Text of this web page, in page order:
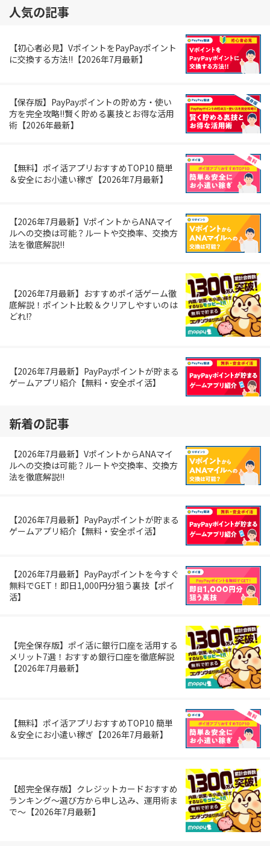
人気の記事
【初心者必見】VポイントをPayPayポイント
に交換する方法!!【2026年7月最新】
【保存版】PayPayポイントの貯め方・使い
方を完全攻略!!賢く貯める裏技とお得な活用
術【2026年最新】
【無料】ポイ活アプリおすすめTOP10 簡単
＆安全にお小遣い稼ぎ【2026年7月最新】
【2026年7月最新】VポイントからANAマイ
ルへの交換は可能？ルートや交換率、交換方
法を徹底解説!!
【2026年7月最新】おすすめポイ活ゲーム徹
底解説！ポイント比較＆クリアしやすいのは
どれ!?
【2026年7月最新】PayPayポイントが貯まる
ゲームアプリ紹介【無料・安全ポイ活】
新着の記事
【2026年7月最新】VポイントからANAマイ
ルへの交換は可能？ルートや交換率、交換方
法を徹底解説!!
【2026年7月最新】PayPayポイントが貯まる
ゲームアプリ紹介【無料・安全ポイ活】
【2026年7月最新】PayPayポイントを今すぐ
無料でGET！即日1,000円分狙う裏技【ポイ
活】
【完全保存版】ポイ活に銀行口座を活用する
メリット7選！おすすめ銀行口座を徹底解説
【2026年7月最新】
【無料】ポイ活アプリおすすめTOP10 簡単
＆安全にお小遣い稼ぎ【2026年7月最新】
【超完全保存版】クレジットカードおすすめ
ランキング～選び方から申し込み、運用術ま
で～【2026年7月最新】